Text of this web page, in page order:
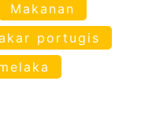
Makanan
portugis